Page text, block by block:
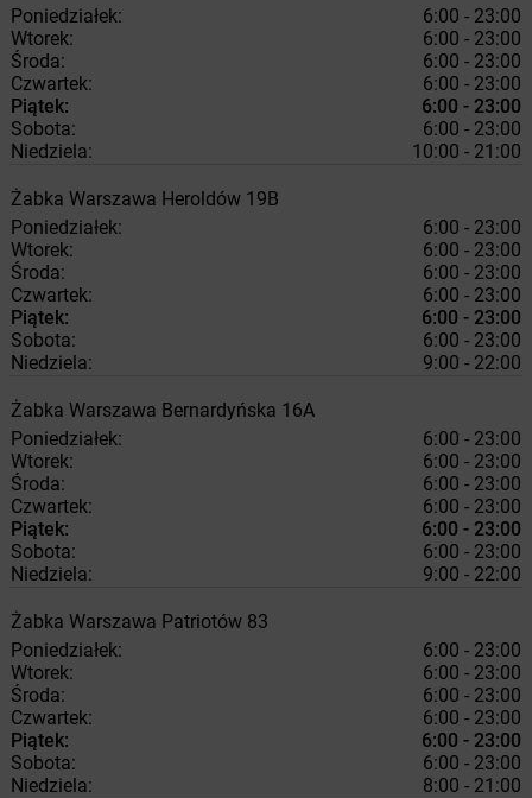
Poniedziałek:
6:00 - 23:00
Wtorek:
6:00 - 23:00
Środa:
6:00 - 23:00
Czwartek:
6:00 - 23:00
Piątek:
6:00 - 23:00
Sobota:
6:00 - 23:00
Niedziela:
10:00 - 21:00
Żabka Warszawa Heroldów 19B
Poniedziałek:
6:00 - 23:00
Wtorek:
6:00 - 23:00
Środa:
6:00 - 23:00
Czwartek:
6:00 - 23:00
Piątek:
6:00 - 23:00
Sobota:
6:00 - 23:00
Niedziela:
9:00 - 22:00
Żabka Warszawa Bernardyńska 16A
Poniedziałek:
6:00 - 23:00
Wtorek:
6:00 - 23:00
Środa:
6:00 - 23:00
Czwartek:
6:00 - 23:00
Piątek:
6:00 - 23:00
Sobota:
6:00 - 23:00
Niedziela:
9:00 - 22:00
Żabka Warszawa Patriotów 83
Poniedziałek:
6:00 - 23:00
Wtorek:
6:00 - 23:00
Środa:
6:00 - 23:00
Czwartek:
6:00 - 23:00
Piątek:
6:00 - 23:00
Sobota:
6:00 - 23:00
Niedziela:
8:00 - 21:00